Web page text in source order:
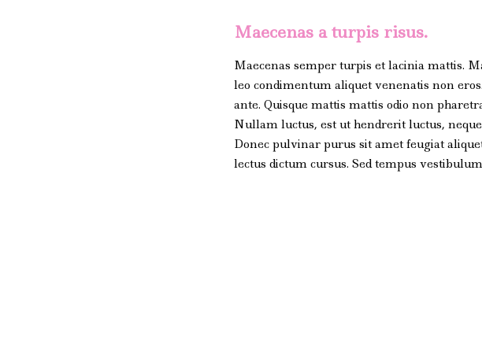
Maecenas a turpis risus.
Maecenas semper turpis et lacinia mattis.
leo condimentum aliquet venenatis non
ante. Quisque mattis mattis odio non
Nullam luctus, est ut hendrerit luctus,
Donec pulvinar purus sit amet feugiat
lectus dictum cursus. Sed tempus